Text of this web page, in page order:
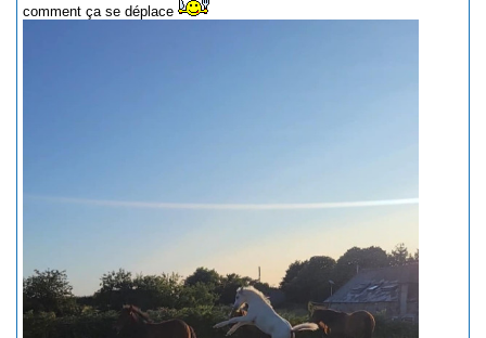
comment ça se déplace